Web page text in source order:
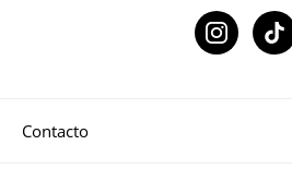
Contacto
